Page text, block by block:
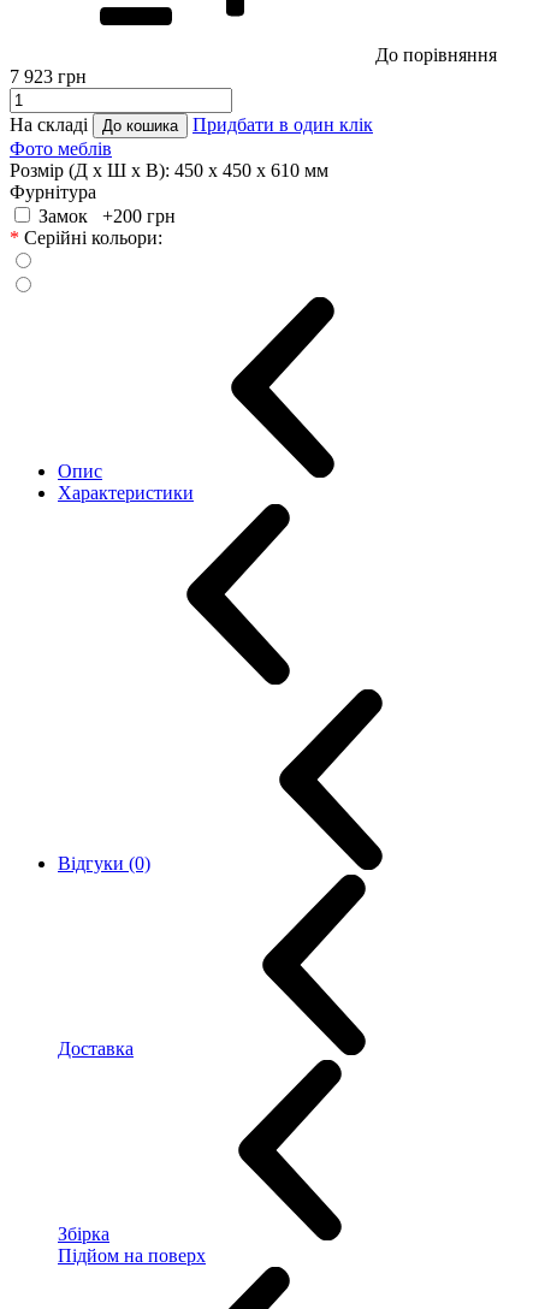
До порівняння
7 923 грн
На складі До кошика
Придбати в один клік
Фото меблів
Розмір (Д x Ш x В): 450 x 450 x 610 мм
Фурнітура
Замок +200 грн
* Серійні кольори:
Опис
Характеристики
Відгуки (0)
Доставка
Збірка
Підйом на поверх